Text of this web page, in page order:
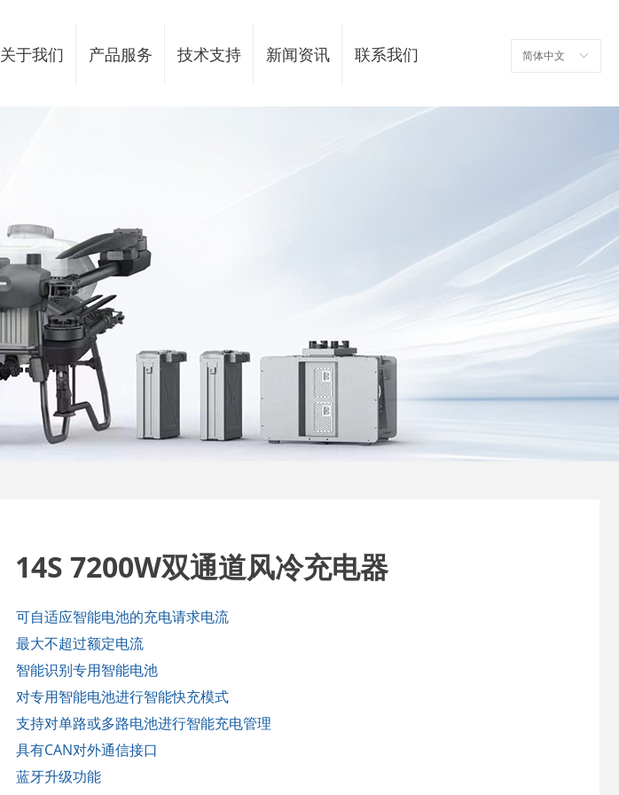
关于我们 产品服务 技术支持 新闻资讯 联系我们 ꀅ
简体中文
14S 7200W双通道风冷充电器
可自适应智能电池的充电请求电流
最大不超过额定电流
智能识别专用智能电池
对专用智能电池进行智能快充模式
支持对单路或多路电池进行智能充电管理
具有CAN对外通信接口
蓝牙升级功能